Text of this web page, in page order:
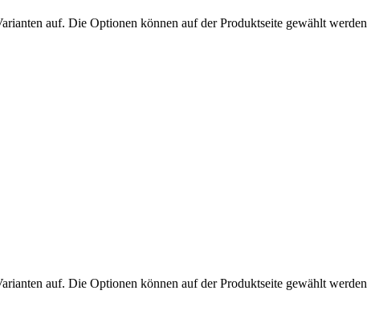
auf. Die Optionen können auf der Produktseite gewählt werden
auf. Die Optionen können auf der Produktseite gewählt werden